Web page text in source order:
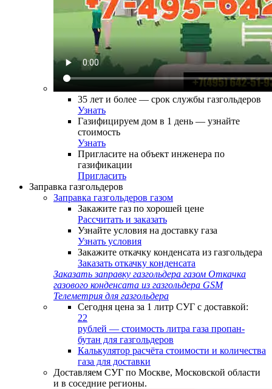
35 лет и более — срок службы газгольдеров
Узнать
Газифицируем дом в 1 день — узнайте
стоимость
Узнать
Пригласите на объект инженера по
газификации
Пригласить
Заправка газгольдеров
Заправка газгольдеров газом
Закажите газ по хорошей цене
Рассчитать и заказать
Узнайте условия на доставку газа
Узнать условия
Закажите откачку конденсата из газгольдера
Заказать откачку конденсата
Заказать заправку газгольдера газом Откачка
газового конденсата из газгольдера GSM
Телеметрия для газгольдера
Сегодня цена за 1 литр СУГ с доставкой:
22
рублей — стоимость литра газа пропан-
бутан для газгольдеров
Калькулятор расчёта стоимости и количества
газа для доставки
Доставляем СУГ по Москве, Московской области
и в соседние регионы.